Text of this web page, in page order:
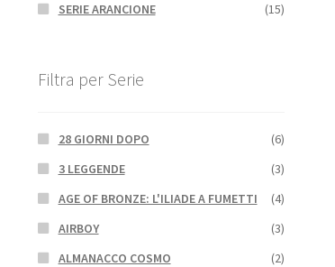
SERIE ARANCIONE
(15)
Filtra per Serie
28 GIORNI DOPO
(6)
3 LEGGENDE
(3)
AGE OF BRONZE: L'ILIADE A FUMETTI
(4)
AIRBOY
(3)
ALMANACCO COSMO
(2)